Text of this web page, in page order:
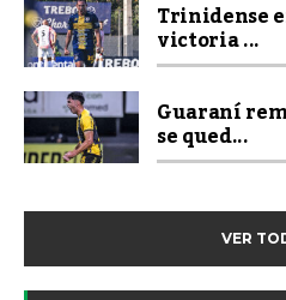
Trinidense
victoria ...
Guaraní
se qued...
VER